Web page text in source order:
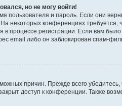
но не могу войти!
пользователя и пароль. Если они
некоторых конференциях
процессе регистрации. Если вам
email либо он заблокирован спам-
причин. Прежде всего
доступ к конференции. Также